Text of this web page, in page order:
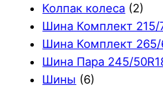
Колпак колеса (2)
Шина Комплект 215/
Шина Комплект 265/
Шина Пара 245/
Шины (6)